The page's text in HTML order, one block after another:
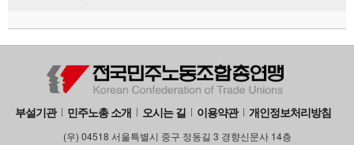
부설기관 민주노총 소개 오시는 길 이용약관 개인정보처리방침
(우) 04518 서울특별시 중구 정동길 3 경향신문사 14층